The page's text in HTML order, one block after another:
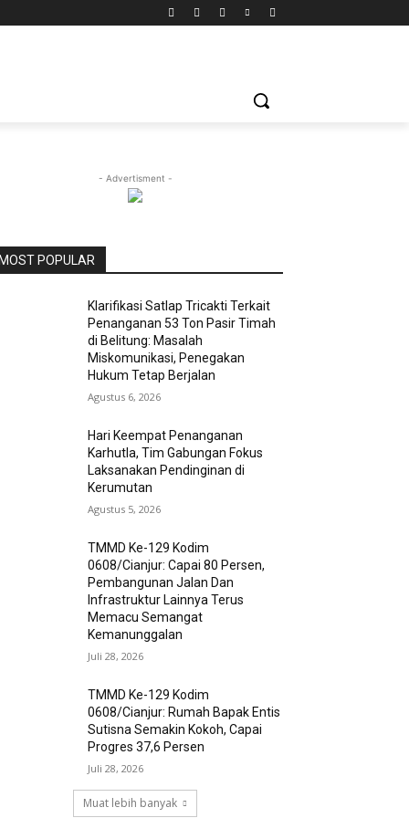
- Advertisment -
MOST POPULAR
Klarifikasi Satlap Tricakti Terkait
Penanganan 53 Ton Pasir Timah
di Belitung: Masalah
Miskomunikasi, Penegakan
Hukum Tetap Berjalan
Agustus 6, 2026
Hari Keempat Penanganan
Karhutla, Tim Gabungan Fokus
Laksanakan Pendinginan di
Kerumutan
Agustus 5, 2026
TMMD Ke-129 Kodim
0608/Cianjur: Capai 80 Persen,
Pembangunan Jalan Dan
Infrastruktur Lainnya Terus
Memacu Semangat
Kemanunggalan
Juli 28, 2026
TMMD Ke-129 Kodim
0608/Cianjur: Rumah Bapak Entis
Sutisna Semakin Kokoh, Capai
Progres 37,6 Persen
Juli 28, 2026
Muat lebih banyak